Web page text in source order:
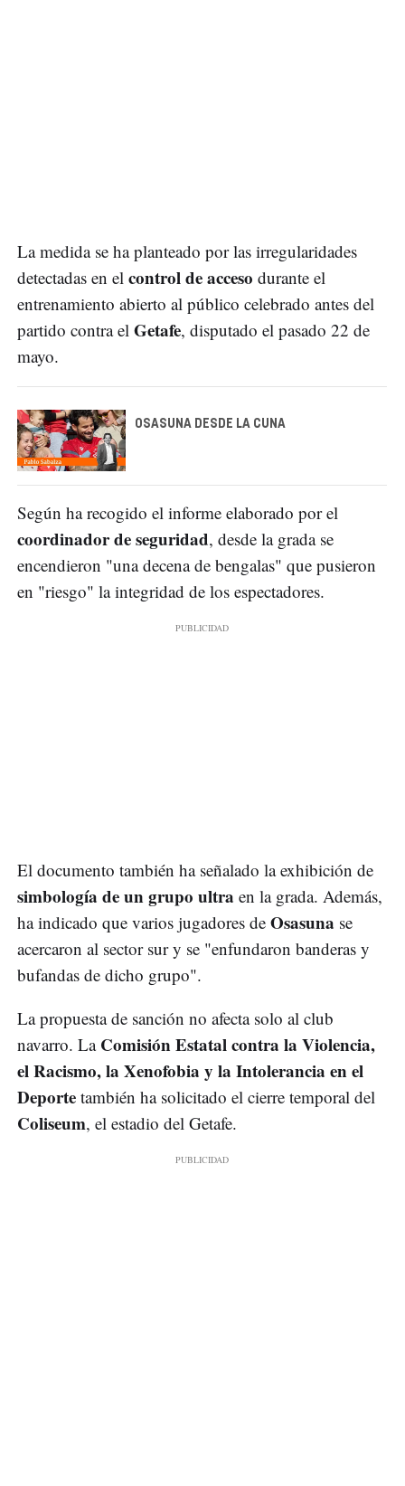
La medida se ha planteado por las irregularidades
detectadas en el control de acceso durante el
entrenamiento abierto al público celebrado antes del
partido contra el Getafe, disputado el pasado 22 de
mayo.
OSASUNA DESDE LA CUNA
Según ha recogido el informe elaborado por el
coordinador de seguridad, desde la grada se
encendieron "una decena de bengalas" que pusieron
en "riesgo" la integridad de los espectadores.
El documento también ha señalado la exhibición de
simbología de un grupo ultra en la grada. Además,
ha indicado que varios jugadores de Osasuna se
acercaron al sector sur y se "enfundaron banderas y
bufandas de dicho grupo".
La propuesta de sanción no afecta solo al club
navarro. La Comisión Estatal contra la Violencia,
el Racismo, la Xenofobia y la Intolerancia en el
Deporte también ha solicitado el cierre temporal del
Coliseum, el estadio del Getafe.